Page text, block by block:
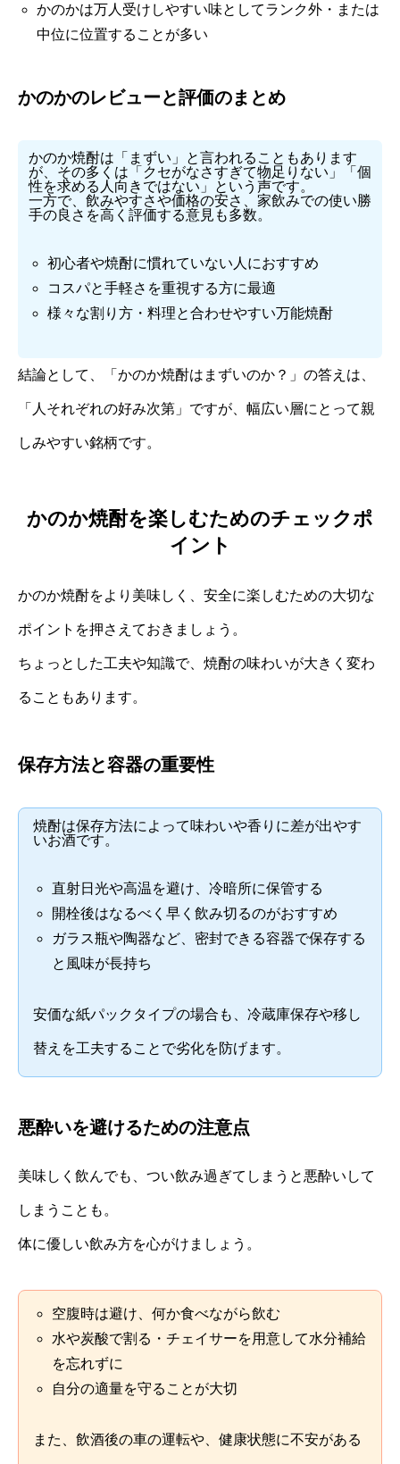
かのかは万人受けしやすい味としてランク外・または
中位に位置することが多い
かのかのレビューと評価のまとめ
かのか焼酎は「まずい」と言われることもあります
が、その多くは「クセがなさすぎて物足りない」「個
性を求める人向きではない」という声です。
一方で、飲みやすさや価格の安さ、家飲みでの使い勝
手の良さを高く評価する意見も多数。
初心者や焼酎に慣れていない人におすすめ
コスパと手軽さを重視する方に最適
様々な割り方・料理と合わせやすい万能焼酎
結論として、「かのか焼酎はまずいのか？」の答えは、
「人それぞれの好み次第」ですが、幅広い層にとって親
しみやすい銘柄です。
かのか焼酎を楽しむためのチェックポ
イント
かのか焼酎をより美味しく、安全に楽しむための大切な
ポイントを押さえておきましょう。
ちょっとした工夫や知識で、焼酎の味わいが大きく変わ
ることもあります。
保存方法と容器の重要性
焼酎は保存方法によって味わいや香りに差が出やす
いお酒です。
直射日光や高温を避け、冷暗所に保管する
開栓後はなるべく早く飲み切るのがおすすめ
ガラス瓶や陶器など、密封できる容器で保存する
と風味が長持ち
安価な紙パックタイプの場合も、冷蔵庫保存や移し
替えを工夫することで劣化を防げます。
悪酔いを避けるための注意点
美味しく飲んでも、つい飲み過ぎてしまうと悪酔いして
しまうことも。
体に優しい飲み方を心がけましょう。
空腹時は避け、何か食べながら飲む
水や炭酸で割る・チェイサーを用意して水分補給
を忘れずに
自分の適量を守ることが大切
また、飲酒後の車の運転や、健康状態に不安がある